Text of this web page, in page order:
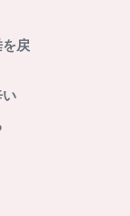
戻